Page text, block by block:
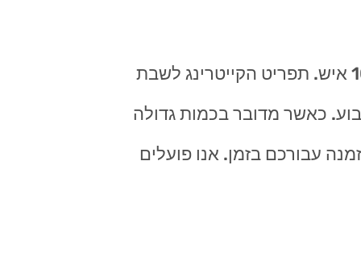
ניתן להזמין אוכל מוכן לשבת למספר סועדים קטן ועד הזמנות מאד גדולות של מעל 100 איש. תפריט הקייטרינג לשבת
כאשר מדובר בכמות גדולה
עבורכם בזמן. אנו פועלים